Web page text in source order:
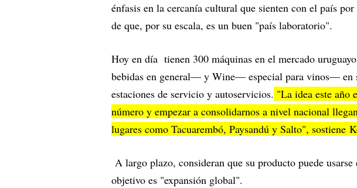
énfasis en la cercanía cultural que sienten con el país
de que, por su escala, es un buen "país laboratorio".
Hoy en día tienen 300 máquinas en el mercado
bebidas en general— y Wine— especial para vinos— en
estaciones de servicio y autoservicios. "La idea este año
número y empezar a consolidarnos a nivel nacional
lugares como Tacuarembó, Paysandú y Salto", sostiene
A largo plazo, consideran que su producto puede
objetivo es "expansión global".